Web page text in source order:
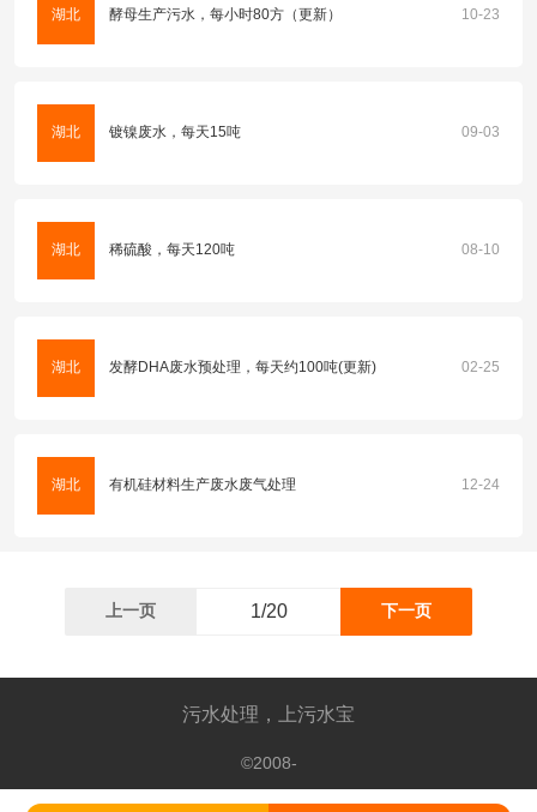
湖北 酵母生产污水，每小时80方（更新） 10-23
湖北 镀镍废水，每天15吨 09-03
湖北 稀硫酸，每天120吨 08-10
湖北 发酵DHA废水预处理，每天约100吨(更新) 02-25
湖北 有机硅材料生产废水废气处理 12-24
上一页 下一页
污水处理，上污水宝
©2008-